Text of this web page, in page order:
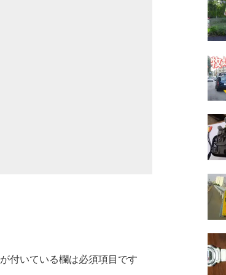
が付いている欄は必須項目です